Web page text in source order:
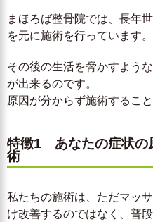
まほろば整骨院では、長年
を元に施術を行っています。
その後の生活を脅かすよう
が出来るのです。
原因が分からず施術するこ
特徴1 あなたの症状の
術
私たちの施術は、ただマッ
け改善するのではなく、普